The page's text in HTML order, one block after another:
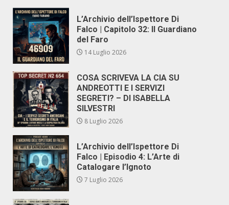
L’Archivio dell’Ispettore Di
Falco | Capitolo 32: Il Guardiano
del Faro
14 Luglio 2026
COSA SCRIVEVA LA CIA SU
ANDREOTTI E I SERVIZI
SEGRETI? – DI ISABELLA
SILVESTRI
8 Luglio 2026
L’Archivio dell’Ispettore Di
Falco | Episodio 4: L’Arte di
Catalogare l’Ignoto
7 Luglio 2026